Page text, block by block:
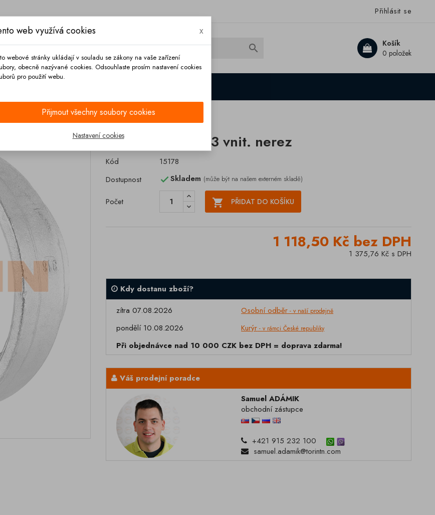
Přihlásit se
Košík
0 položek

Redukce 4 vnit. 3 vnit. nerez
Kód
15178
Dostupnost
Skladem (může být na našem externém skladě)
Počet  PŘIDAT DO KOŠÍKU
1 118,50 Kč bez DPH
1 375,76 Kč s DPH
Kdy dostanu zboží?
zítra 07.08.2026
Osobní odběr - v naší prodejně
pondělí 10.08.2026 Kurýr - v rámci České republiky
Při objednávce nad 10 000 CZK bez DPH = doprava zdarma!
Váš prodejní poradce
Samuel ADÁMIK
obchodní zástupce
+421 915 232 100
samuel.adamik@torintn.com
web využívá cookies x
webové stránky ukládají v souladu se zákony na vaše zařízení
obecně nazývané cookies. Odsouhlaste prosím nastavení cookies
pro použití webu.
Přijmout všechny soubory cookies
Nastavení cookies